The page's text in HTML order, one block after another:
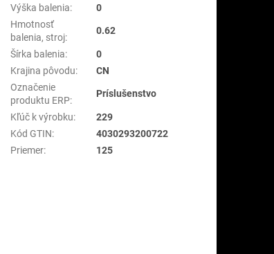
Výška balenia:
0
Hmotnosť
balenia, stroj:
0.62
Šírka balenia:
0
Krajina pôvodu:
CN
Označenie
produktu ERP:
Príslušenstvo
Kľúč k výrobku:
229
Kód GTIN:
4030293200722
Priemer: 125